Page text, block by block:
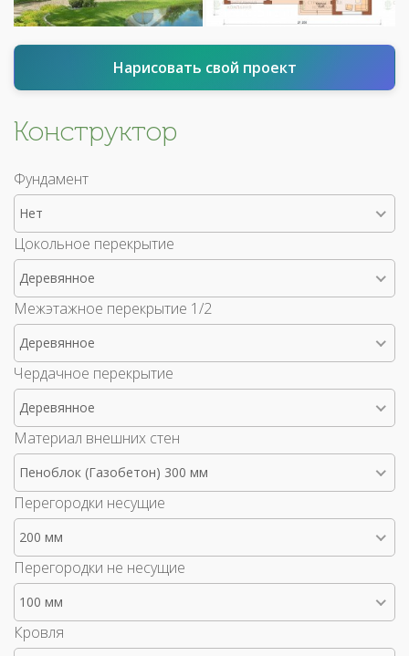
Нарисовать свой проект
Конструктор
Фундамент
Нет
Цокольное перекрытие
Деревянное
Межэтажное перекрытие 1/2
Деревянное
Чердачное перекрытие
Деревянное
Материал внешних стен
Пеноблок (Газобетон) 300 мм
Перегородки несущие
200 мм
Перегородки не несущие
100 мм
Кровля